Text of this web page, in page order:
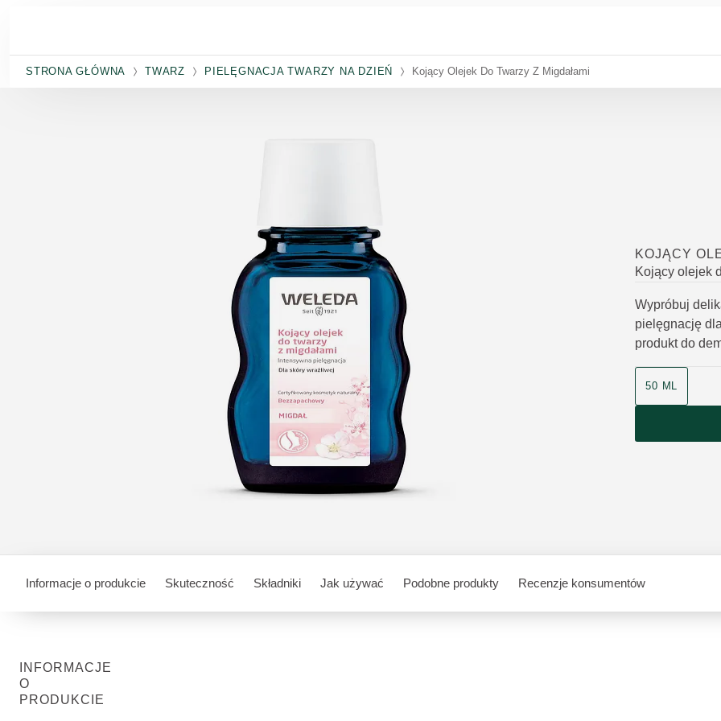
STRONA GŁÓWNA TWARZ PIELĘGNACJA TWARZY NA DZIEŃ Kojący Olejek Do Twarzy Z Migdałami
KOJĄCY
Kojący olejek
Wypróbuj
pielęgnację
produkt do
50 ML
Informacje o produkcie Skuteczność Składniki Jak używać Podobne produkty Recenzje konsumentów
INFORMACJE
O
PRODUKCIE